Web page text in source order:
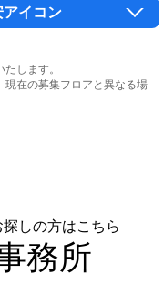
アイコン
します。
在の募集フロアと異なる場
しの方はこちら
務所